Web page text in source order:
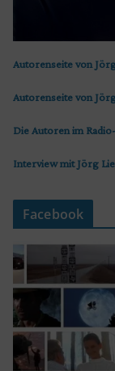
Autorenseite von
Autorenseite von
Die Autoren im
Interview mit Jörg
Facebook